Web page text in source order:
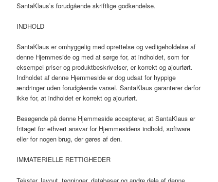
SantaKlaus’s forudgående skriftlige godkendelse.
INDHOLD
SantaKlaus er omhyggelig med oprettelse og vedligeholdelse af
denne Hjemmeside og med at sørge for, at indholdet, som for
eksempel priser og produktbeskrivelser, er korrekt og ajourført.
Indholdet af denne Hjemmeside er dog udsat for hyppige
ændringer uden forudgående varsel. SantaKlaus garanterer derfor
ikke for, at indholdet er korrekt og ajourført.
Besøgende på denne Hjemmeside accepterer, at SantaKlaus er
fritaget for ethvert ansvar for Hjemmesidens indhold, software
eller for nogen brug, der gøres af den.
IMMATERIELLE RETTIGHEDER
Tekster, layout, tegninger, databaser og andre dele af denne